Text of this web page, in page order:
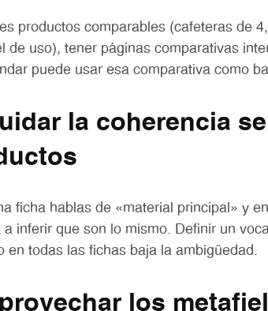
productos comparables (cafeteras de
de uso), tener páginas comparativas
puede usar esa comparativa como
la coherencia
ficha hablas de «material principal» y
a inferir que son lo mismo. Definir un
en todas las fichas baja la ambigüedad.
los